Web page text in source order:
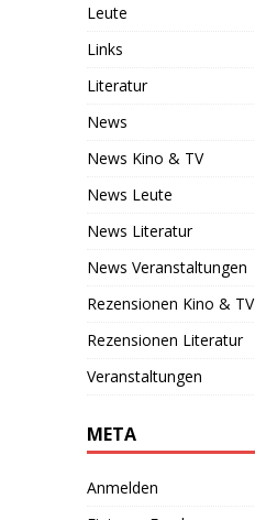
Leute
Links
Literatur
News
News Kino & TV
News Leute
News Literatur
News Veranstaltungen
Rezensionen Kino & TV
Rezensionen Literatur
Veranstaltungen
META
Anmelden